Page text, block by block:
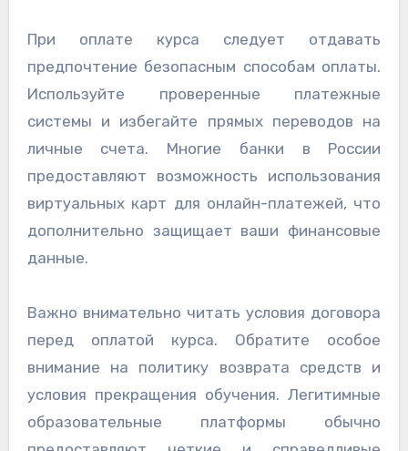
При оплате курса следует отдавать
предпочтение безопасным способам оплаты.
Используйте проверенные платежные
системы и избегайте прямых переводов на
личные счета. Многие банки в России
предоставляют возможность использования
виртуальных карт для онлайн-платежей, что
дополнительно защищает ваши финансовые
данные.
Важно внимательно читать условия договора
перед оплатой курса. Обратите особое
внимание на политику возврата средств и
условия прекращения обучения. Легитимные
образовательные платформы обычно